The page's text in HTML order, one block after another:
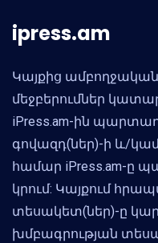
ipress.am
Կայքից
մեջբերումներ
iPress.am-ին
գովազդ(ներ)-ի և/
համար iPress.am-ը
կրում: Կայքում
տեսակետ(ներ)-ը
խմբագրության